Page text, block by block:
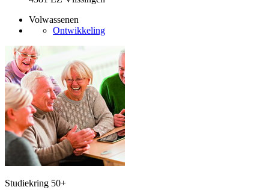
Volwassenen
Ontwikkeling
Studiekring 50+